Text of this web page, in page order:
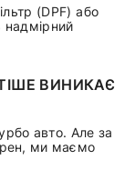
(DPF) або
ВИНИКАЄ
авто. Але за
ми маємо